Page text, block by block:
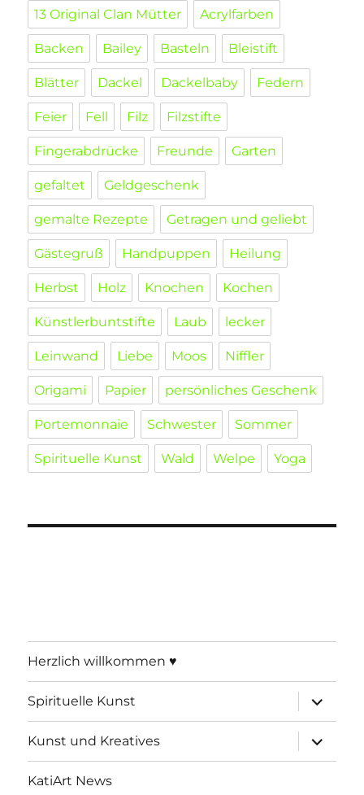
13 Original Clan Mütter Acrylfarben
Backen Bailey Basteln Bleistift
Blätter Dackel Dackelbaby Federn
Feier Fell Filz Filzstifte
Fingerabdrücke Freunde Garten
gefaltet Geldgeschenk
gemalte Rezepte Getragen und geliebt
Gästegruß Handpuppen Heilung
Herbst Holz Knochen Kochen
Künstlerbuntstifte Laub lecker
Leinwand Liebe Moos Niffler
Origami Papier persönliches Geschenk
Portemonnaie Schwester Sommer
Spirituelle Kunst Wald Welpe Yoga
Herzlich willkommen ♥
Spirituelle Kunst
öffnen
Kunst und Kreatives
öffnen
KatiArt News